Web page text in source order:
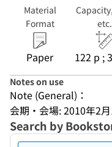
Material
Format
Paper
etc.
122 p ;
Notes on use
Note (General)：
会期・会場: 2010年2
Search by